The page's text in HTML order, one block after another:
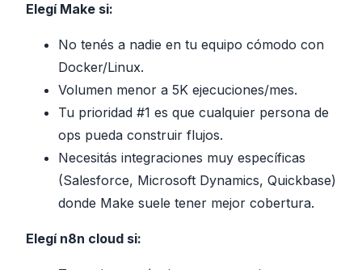
Elegí Make si:
No tenés a nadie en tu equipo cómodo con
Docker/Linux.
Volumen menor a 5K ejecuciones/mes.
Tu prioridad #1 es que cualquier persona de
ops pueda construir flujos.
Necesitás integraciones muy específicas
(Salesforce, Microsoft Dynamics, Quickbase)
donde Make suele tener mejor cobertura.
Elegí n8n cloud si: